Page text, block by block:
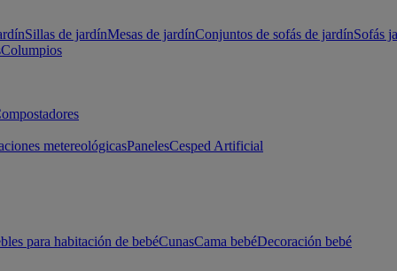
Sillas de jardínMesas de jardínConjuntos de sofás de jardínSofás
Columpios
metereológicasPanelesCesped Artificial
para habitación de bebéCunasCama bebéDecoración bebé